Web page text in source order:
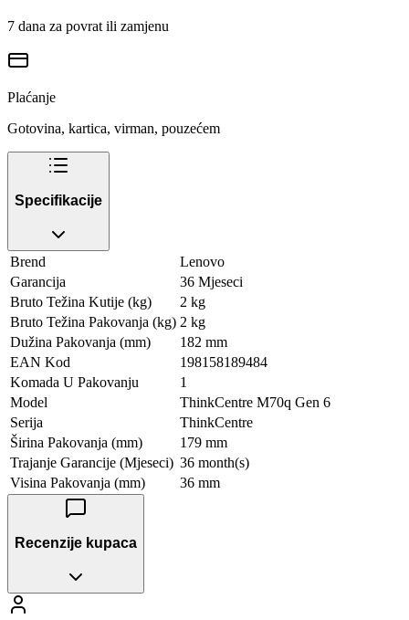
7 dana za povrat ili zamjenu
Plaćanje
Gotovina, kartica, virman, pouzećem
Specifikacije
Brend
Lenovo
Garancija
36 Mjeseci
Bruto Težina Kutije (kg)
2 kg
Bruto Težina Pakovanja (kg) 2 kg
Dužina Pakovanja (mm)
182 mm
EAN Kod
198158189484
Komada U Pakovanju
1
Model
ThinkCentre M70q Gen 6
Serija
ThinkCentre
Širina Pakovanja (mm)
179 mm
Trajanje Garancije (Mjeseci) 36 month(s)
Visina Pakovanja (mm)
36 mm
Recenzije kupaca